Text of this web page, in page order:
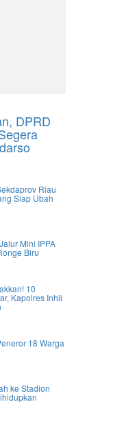
DPRD
Riau
Siap Ubah
Mini IPPA
Biru
10
Kapolres Inhil
18 Warga
ke Stadion